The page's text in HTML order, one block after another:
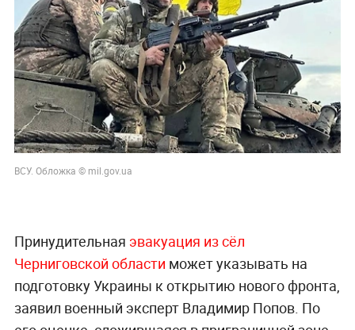
ВСУ. Обложка © mil.gov.ua
Принудительная эвакуация из сёл
Черниговской области может указывать на
подготовку Украины к открытию нового фронта,
заявил военный эксперт Владимир Попов. По